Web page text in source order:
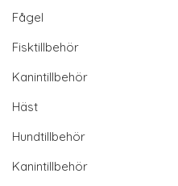
Fågel
Fisktillbehör
Kanintillbehör
Häst
Hundtillbehör
Kanintillbehör